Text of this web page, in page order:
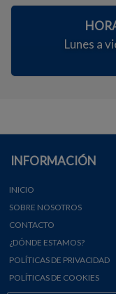
Lunes a
INFORMACIÓN
INICIO
SOBRE NOSOTROS
CONTACTO
¿DÓNDE ESTAMOS?
POLÍTICAS DE PRIVACIDAD
POLÍTICAS DE COOKIES